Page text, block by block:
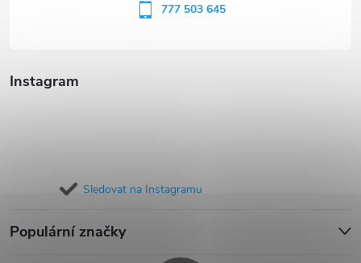
Instagram
Sledovat na Instagramu
Populární značky
777 503 645